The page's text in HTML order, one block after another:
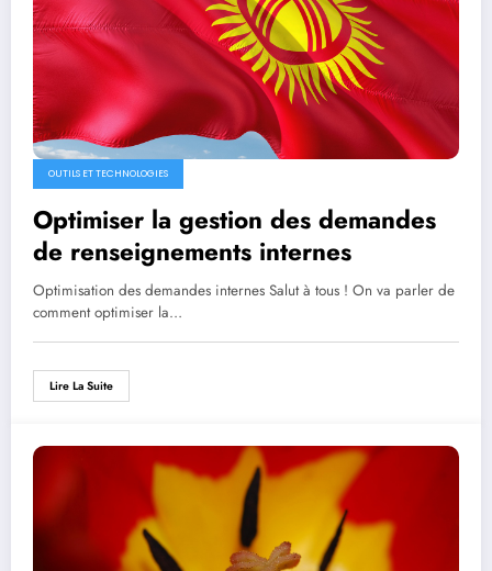
OUTILS ET TECHNOLOGIES
Optimiser la gestion des demandes
de renseignements internes
Optimisation des demandes internes Salut à tous ! On va parler de
comment optimiser la…
Lire La Suite